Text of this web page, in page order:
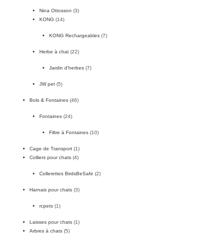
Nina Ottosson (3)
KONG (14)
KONG Rechargeables (7)
Herbe à chat (22)
Jardin d'herbes (7)
JW pet (5)
Bols & Fontaines (46)
Fontaines (24)
Filtre à Fontaines (10)
Cage de Transport (1)
Colliers pour chats (4)
Collerettes BirdsBeSafe (2)
Harnais pour chats (3)
rcpets (1)
Laisses pour chats (1)
Arbres à chats (5)